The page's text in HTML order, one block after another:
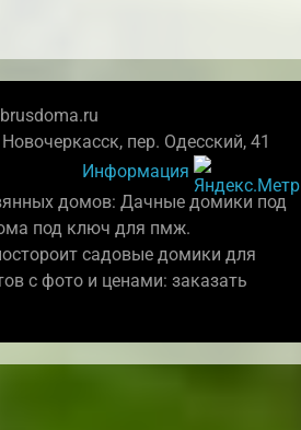
пер. Одесский, 41
Информация
домов: Дачные домики под
под ключ для пмж.
садовые домики для
с фото и ценами: заказать